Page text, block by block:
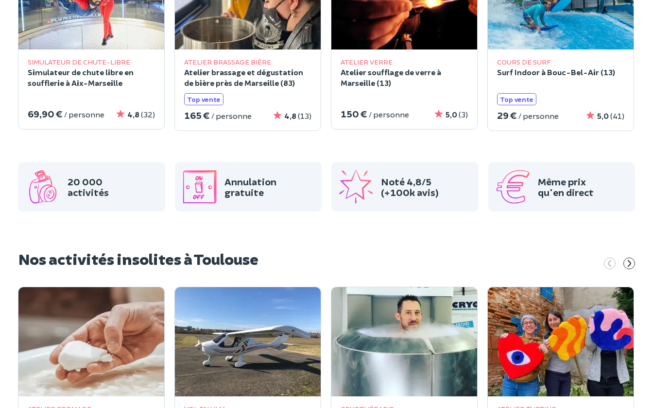
SIMULATEUR DE CHUTE-LIBRE
Simulateur de chute libre en
soufflerie à Aix-Marseille
69,90 € / personne 4,8 (32)
ATELIER BRASSAGE BIÈRE
Atelier brassage et dégustation
de bière près de Marseille (83)
Top vente
165 € / personne 4,8 (13)
ATELIER VERRE
Atelier soufflage de verre à
Marseille (13)
150 € / personne 5,0(3)
COURS DE SURF
Surf Indoor à Bouc-Bel-Air (13)
Top vente
29 € / personne 5,0(41)
20 000
activités
Annulation
gratuite
Noté 4,8/5
(+100k avis)
Même prix
qu'en direct
Nos activités insolites à Toulouse